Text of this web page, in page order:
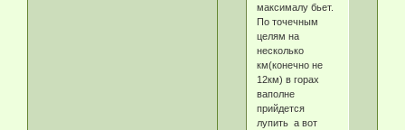
максималу бьет.
По точечным
целям на
несколько
км(конечно не
12км) в горах
ваполне
прийдется
лупить а вот